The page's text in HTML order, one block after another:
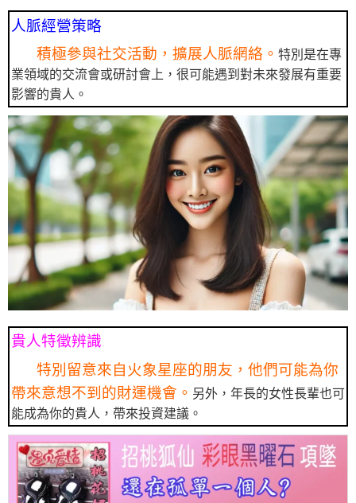
人脈經營策略
積極參與社交活動，擴展人脈網絡。 特別是在專
業領域的交流會或研討會上，很可能遇到對未來發展有重要
影響的貴人。
貴人特徵辨識
特別留意來自火象星座的朋友，他們可能為你
帶來意想不到的財運機會。 另外，年長的女性長輩也可
能成為你的貴人，帶來投資建議。